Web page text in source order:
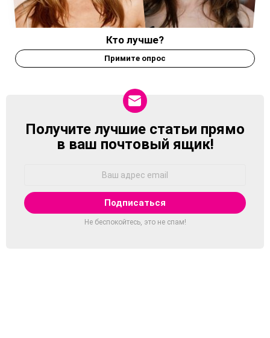
Кто лучше?
Примите опрос
NEWSLETTER
Получите лучшие статьи прямо
в ваш почтовый ящик!
Не беспокойтесь, это не спам!